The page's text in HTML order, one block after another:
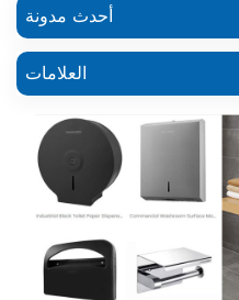
أحدث مدونة
العلامات